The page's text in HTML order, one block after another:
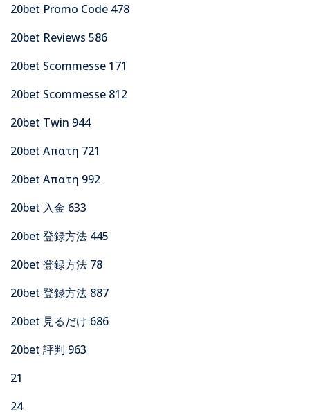
20bet Promo Code 478
20bet Reviews 586
20bet Scommesse 171
20bet Scommesse 812
20bet Twin 944
20bet Απατη 721
20bet Απατη 992
20bet 入金 633
20bet 登録方法 445
20bet 登録方法 78
20bet 登録方法 887
20bet 見るだけ 686
20bet 評判 963
21
24